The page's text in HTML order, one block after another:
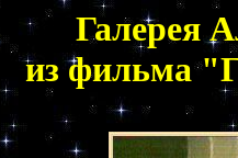
Галерея
из фильма